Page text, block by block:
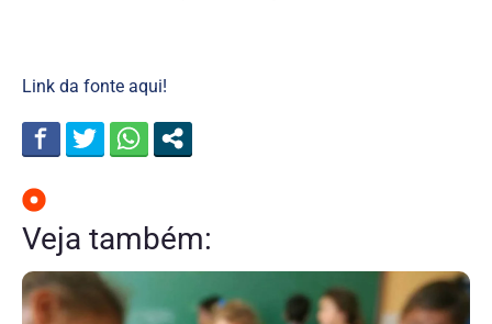
Link da fonte aqui!
Veja também: